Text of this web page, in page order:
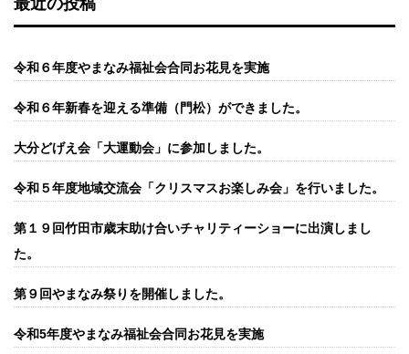
最近の投稿
令和６年度やまなみ福祉会合同お花見を実施
令和６年新春を迎える準備（門松）ができました。
大分どげえ会「大運動会」に参加しました。
令和５年度地域交流会「クリスマスお楽しみ会」を行いました。
第１９回竹田市歳末助け合いチャリティーショーに出演しまし
た。
第９回やまなみ祭りを開催しました。
令和5年度やまなみ福祉会合同お花見を実施